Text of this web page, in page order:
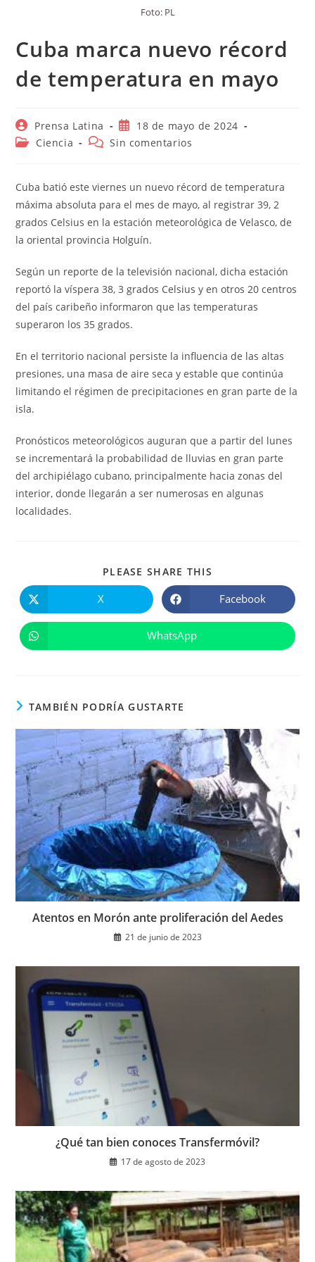
Foto: PL
Cuba marca nuevo récord
de temperatura en mayo
Autor
de
la
Prensa Latina
Publicación
de
18 de mayo de 2024
Categoría
entrada:
Ciencia
Comentarios
entrada:
Sin comentarios
Cuba batió este viernes un nuevo récord de temperatura
máxima absoluta para el mes de mayo, al registrar 39, 2
grados Celsius en la estación meteorológica de Velasco, de
la oriental provincia Holguín.
Según un reporte de la televisión nacional, dicha estación
reportó la víspera 38, 3 grados Celsius y en otros 20 centros
del país caribeño informaron que las temperaturas
superaron los 35 grados.
En el territorio nacional persiste la influencia de las altas
presiones, una masa de aire seca y estable que continúa
limitando el régimen de precipitaciones en gran parte de la
isla.
Pronósticos meteorológicos auguran que a partir del lunes
se incrementará la probabilidad de lluvias en gran parte
del archipiélago cubano, principalmente hacia zonas del
interior, donde llegarán a ser numerosas en algunas
localidades.
PLEASE SHARE THIS
abre
en
ventana
X Se
abre
en
ventana
Facebook
Se
abre
WhatsApp
TAMBIÉN PODRÍA GUSTARTE
Atentos en Morón ante proliferación del Aedes
21 de junio de 2023
¿Qué tan bien conoces Transfermóvil?
17 de agosto de 2023